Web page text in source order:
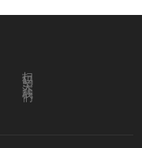
扫码关注我们